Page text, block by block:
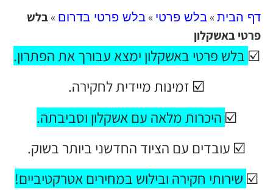
דף הבית » בלש פרטי » בלש פרטי בדרום »בלש
פרטי באשקלון
☑️ בלש פרטי באשקלון ימצא עבורך את הפתרון.
☑️ זמינות מיידית לחקירה.
☑️ היכרות מלאה עם אשקלון וסביבתה.
☑️ עובדים עם הציוד החדשני ביותר בשוק.
☑️ שירותי חקירה ובילוש במחירים אטרקטיביים!